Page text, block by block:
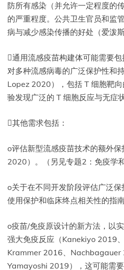
防所有感染（并允许一定程度的
的严重程度。公共卫生官员和监
病与减少感染传播的好处（爱泼
通用流感疫苗构建体可能需要
对多种流感病毒的广泛保护性和
Lopez 2020），包括 T 细胞靶
验发现广泛的 T 细胞反应与无症
其他需求包括：
o评估新型流感疫苗技术的额外
2020）。（另见专题2：免疫学
o关于在不同开发阶段评估广泛
使用保护和临床终点相关性的指南
o疫苗/免疫原设计的新方法，以
强大免疫反应（Kanekiyo 2019
Krammer 2016、Nachbagauer
Yamayoshi 2019），这可能需